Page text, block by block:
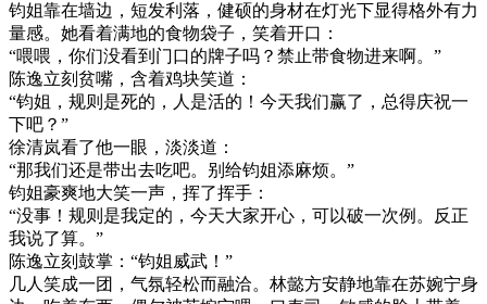
钧姐靠在墙边，短发利落，健硕的身材在灯光下显得格外有力
量感。她看着满地的食物袋子，笑着开口：
“喂喂，你们没看到门口的牌子吗？禁止带食物进来啊。”
陈逸立刻贫嘴，含着鸡块笑道：
“钧姐，规则是死的，人是活的！今天我们赢了，总得庆祝一
下吧？”
徐清岚看了他一眼，淡淡道：
“那我们还是带出去吃吧。别给钧姐添麻烦。”
钧姐豪爽地大笑一声，挥了挥手：
“没事！规则是我定的，今天大家开心，可以破一次例。反正
我说了算。”
陈逸立刻鼓掌：“钧姐威武！”
几人笑成一团，气氛轻松而融洽。林懿方安静地靠在苏婉宁身